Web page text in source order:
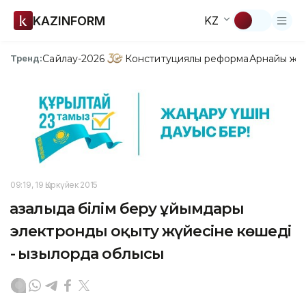
KAZINFORM KZ
Тренд:Сайлау-2026 Конституциялық реформаАрнайы
09:19, 19 Қыркүйек 2015
Қазалыда білім беру ұйымдары
электронды оқыту жүйесіне көшеді
- Қызылорда облысы